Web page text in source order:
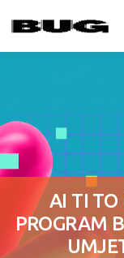
AI TI TO
PROGRAM